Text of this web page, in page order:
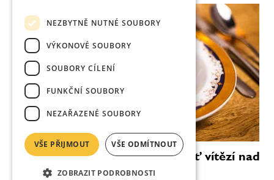
Vallmo bez Makovičky: když chuť vítězí nad
efektem
NEZBYTNĚ NUTNÉ SOUBORY
VÝKONOVÉ SOUBORY
SOUBORY CÍLENÍ
FUNKČNÍ SOUBORY
NEZAŘAZENÉ SOUBORY
VŠE PŘIJMOUT VŠE ODMÍTNOUT
ZOBRAZIT PODROBNOSTI